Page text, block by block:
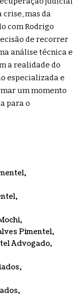
crise, mas da
com Rodrigo
de recorrer
análise técnica e
a realidade do
especializada e
um momento
para o
Pimentel
Advogado